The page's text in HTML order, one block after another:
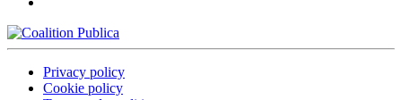
Privacy policy
Cookie policy